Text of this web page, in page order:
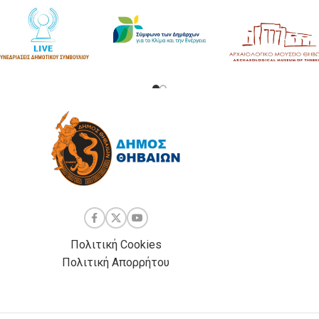
Πολιτική Cookies
Πολιτική Απορρήτου